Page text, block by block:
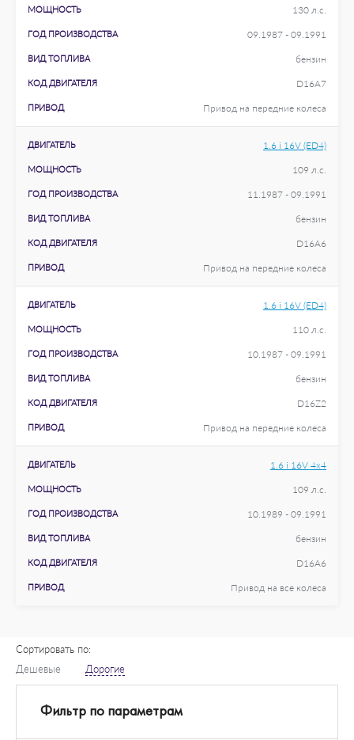
МОЩНОСТЬ 130 л.с.
ГОД ПРОИЗВОДСТВА 09.1987 - 09.1991
ВИД ТОПЛИВА бензин
КОД ДВИГАТЕЛЯ D16A7
ПРИВОД Привод на передние колеса
ДВИГАТЕЛЬ 1.6 i 16V (ED4)
МОЩНОСТЬ 109 л.с.
ГОД ПРОИЗВОДСТВА 11.1987 - 09.1991
ВИД ТОПЛИВА бензин
КОД ДВИГАТЕЛЯ D16A6
ПРИВОД Привод на передние колеса
ДВИГАТЕЛЬ 1.6 i 16V (ED4)
МОЩНОСТЬ 110 л.с.
ГОД ПРОИЗВОДСТВА 10.1987 - 09.1991
ВИД ТОПЛИВА бензин
КОД ДВИГАТЕЛЯ D16Z2
ПРИВОД Привод на передние колеса
ДВИГАТЕЛЬ 1.6 i 16V 4x4
МОЩНОСТЬ 109 л.с.
ГОД ПРОИЗВОДСТВА 10.1989 - 09.1991
ВИД ТОПЛИВА бензин
КОД ДВИГАТЕЛЯ D16A6
ПРИВОД Привод на все колеса
Сортировать по:
Дешевые
Дорогие
Фильтр по параметрам